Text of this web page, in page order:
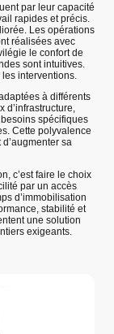
par leur capacité
rapides et précis.
Les opérations
réalisées avec
le confort de
sont intuitives.
interventions.
à différents
d’infrastructure,
spécifiques
Cette polyvalence
sa
c’est faire le choix
par un accès
d’immobilisation
stabilité et
une solution
exigeants.